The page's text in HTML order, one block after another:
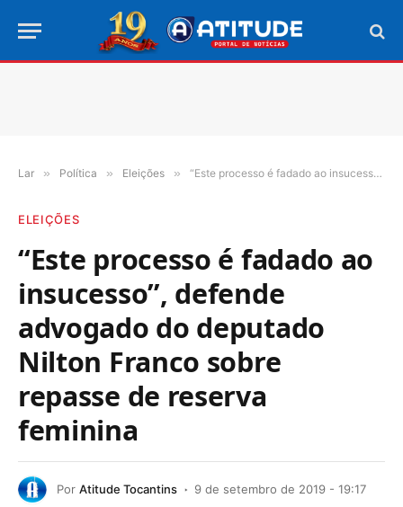
Lar » Política » Eleições » “Este processo é fadado ao insucesso”, defende advogado do deputado Nilton Franco sobre repasse de reserva feminina
ELEIÇÕES
“Este processo é fadado ao
insucesso”, defende
advogado do deputado
Nilton Franco sobre
repasse de reserva
feminina
Por Atitude Tocantins
9 de setembro de 2019 - 19:17